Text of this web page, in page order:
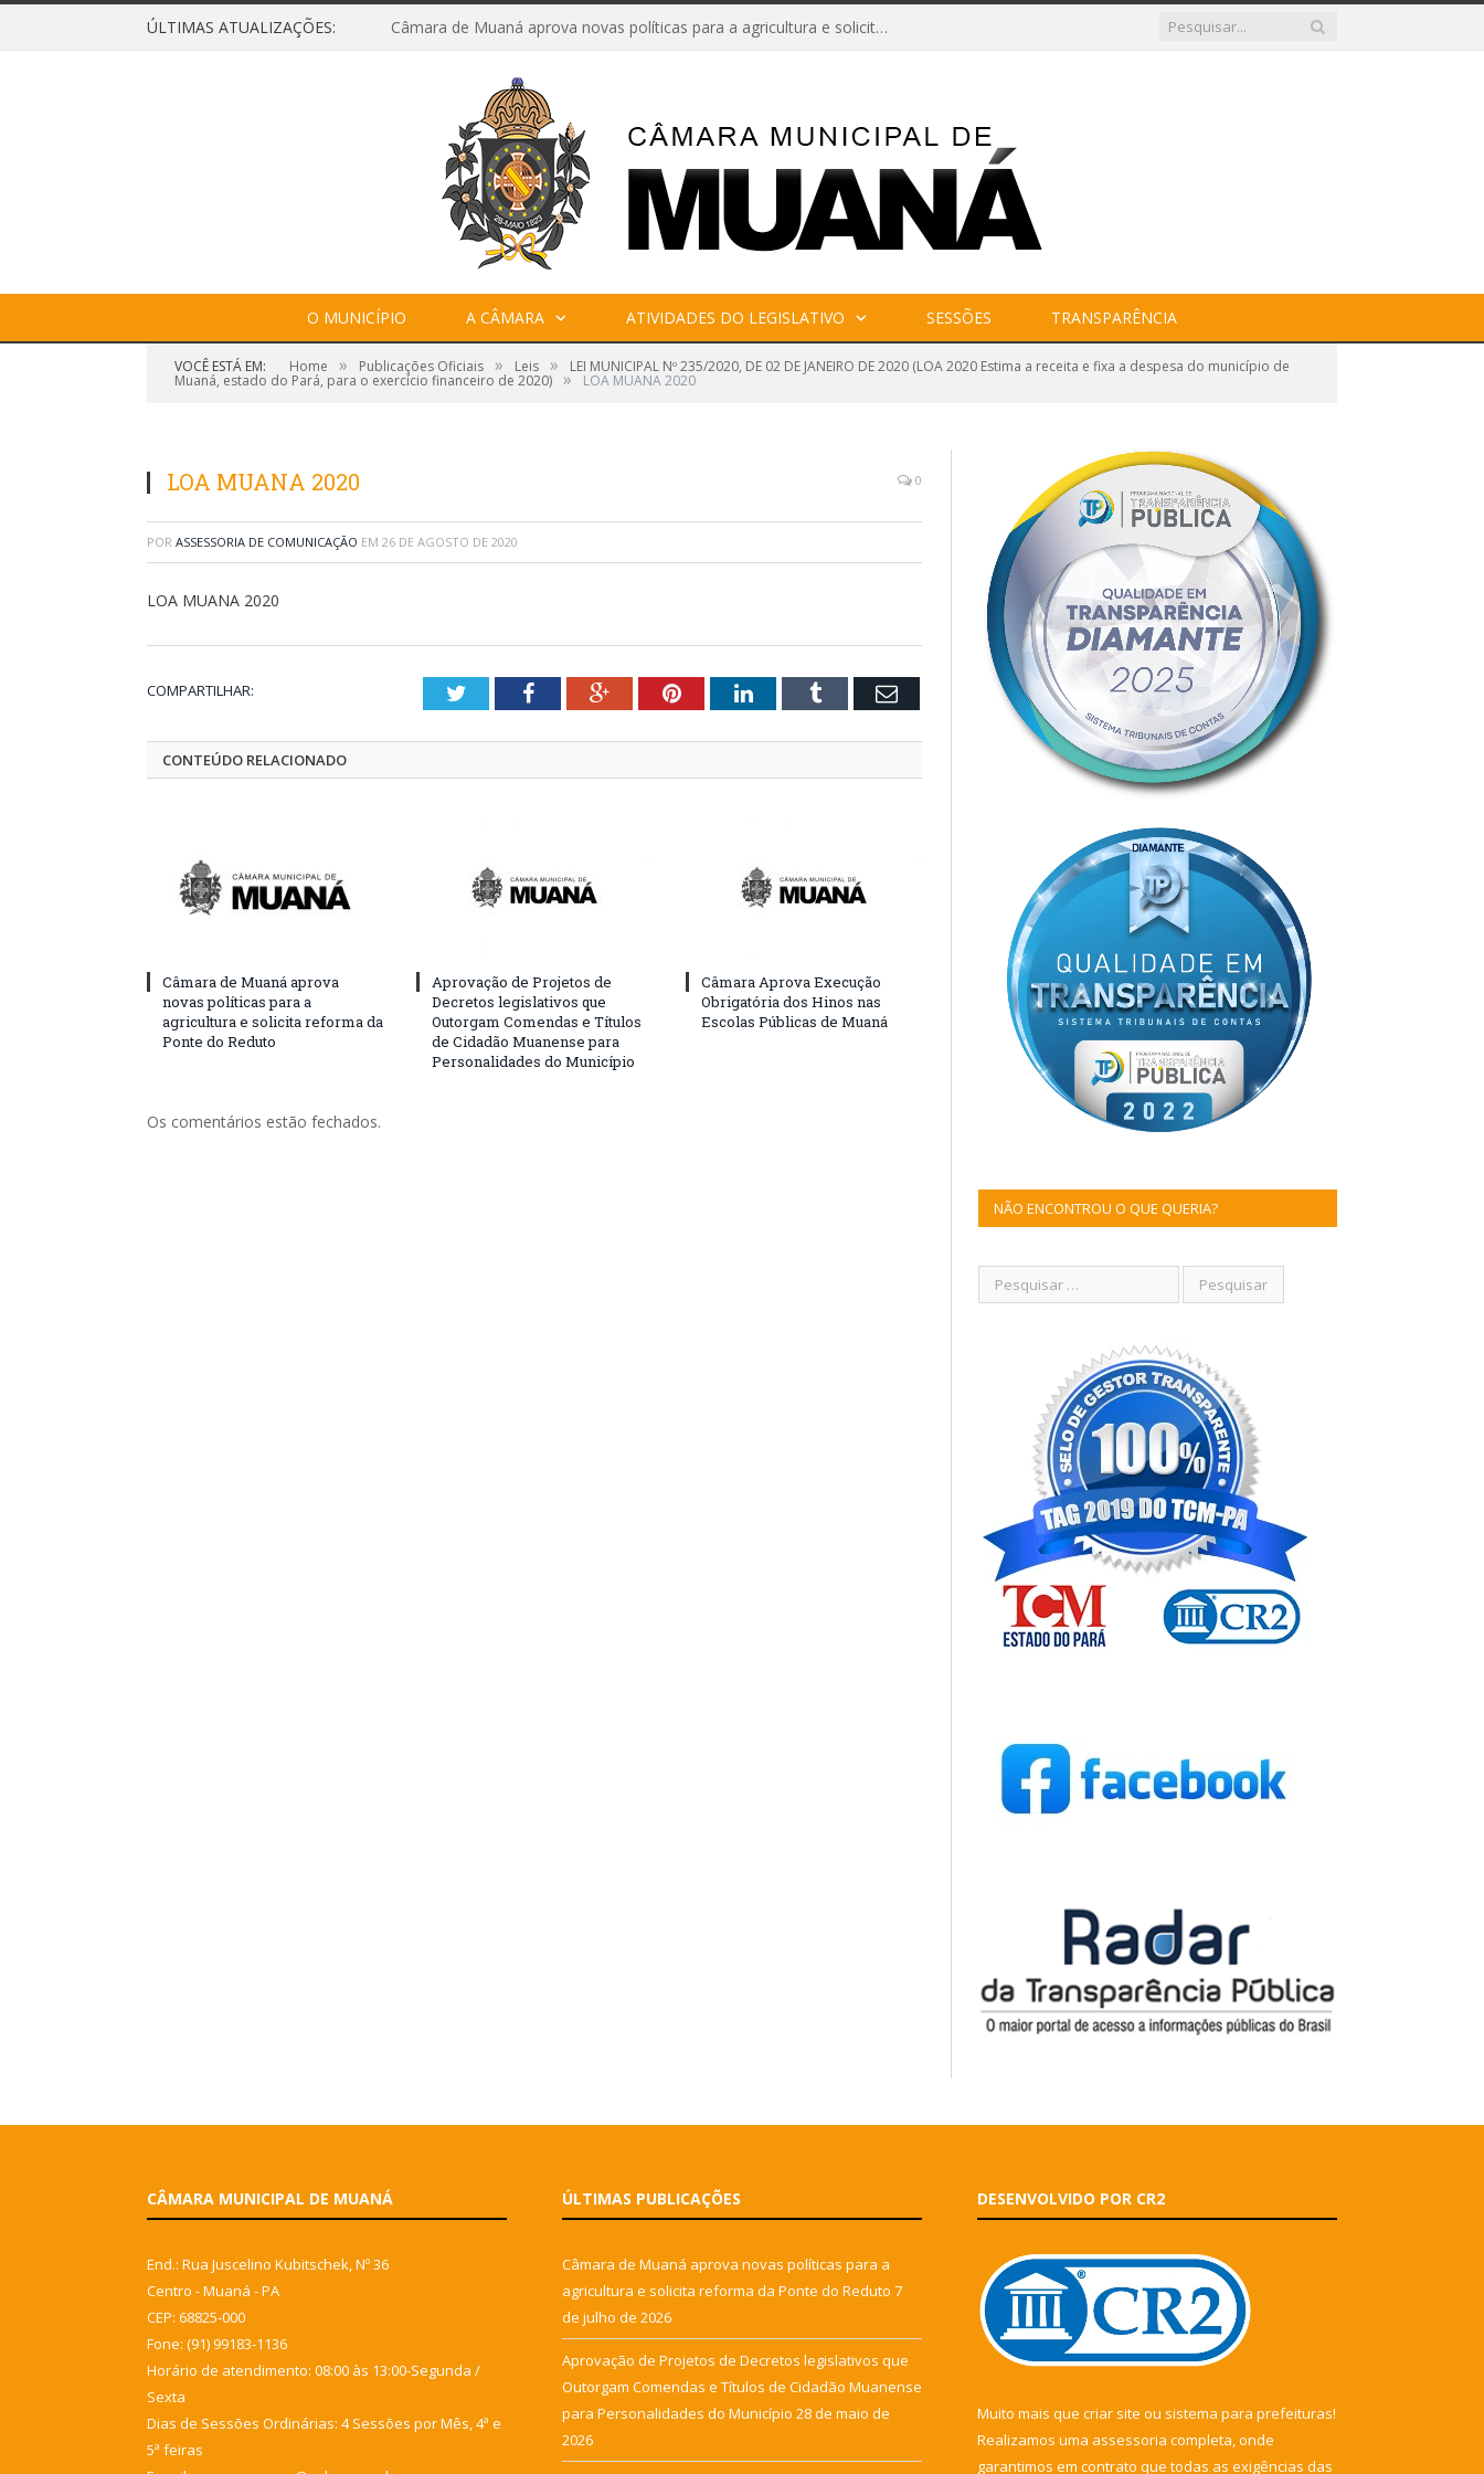
ÚLTIMAS ATUALIZAÇÕES: Câmara de Muaná aprova novas políticas para a agricultura e solicita reforma da Ponte do Reduto
O MUNICÍPIO A CÂMARA ATIVIDADES DO LEGISLATIVO SESSÕES TRANSPARÊNCIA
VOCÊ ESTÁ EM: Home » Publicações Oficiais » Leis » LEI MUNICIPAL Nº 235/2020, DE 02 DE JANEIRO DE 2020 (LOA 2020 Estima a receita e fixa a despesa do município de
Muaná, estado do Pará, para o exercício financeiro de 2020) » LOA MUANA 2020
LOA MUANA 2020 0
POR ASSESSORIA DE COMUNICAÇÃO EM 26 DE AGOSTO DE 2020
LOA MUANA 2020
COMPARTILHAR: TwitterFacebookGoogle+PinterestLinkedInTumblr Email
CONTEÚDO RELACIONADO
Câmara de Muaná aprova
novas políticas para a
agricultura e solicita reforma da
Ponte do Reduto
Aprovação de Projetos de
Decretos legislativos que
Outorgam Comendas e Títulos
de Cidadão Muanense para
Personalidades do Município
Câmara Aprova Execução
Obrigatória dos Hinos nas
Escolas Públicas de Muaná
Os comentários estão fechados.
NÃO ENCONTROU O QUE QUERIA?
CÂMARA MUNICIPAL DE MUANÁ
End.: Rua Juscelino Kubitschek, Nº 36
Centro - Muaná - PA
CEP: 68825-000
Fone: (91) 99183-1136
Horário de atendimento: 08:00 às 13:00-Segunda /
Sexta
Dias de Sessões Ordinárias: 4 Sessões por Mês, 4ª e
5ª feiras
ÚLTIMAS PUBLICAÇÕES
Câmara de Muaná aprova novas políticas para a
agricultura e solicita reforma da Ponte do Reduto 7
de julho de 2026
Aprovação de Projetos de Decretos legislativos que
Outorgam Comendas e Títulos de Cidadão Muanense
para Personalidades do Município 28 de maio de
2026
DESENVOLVIDO POR CR2
Muito mais que criar site ou sistema para prefeituras!
Realizamos uma assessoria completa, onde
garantimos em contrato que todas as exigências das